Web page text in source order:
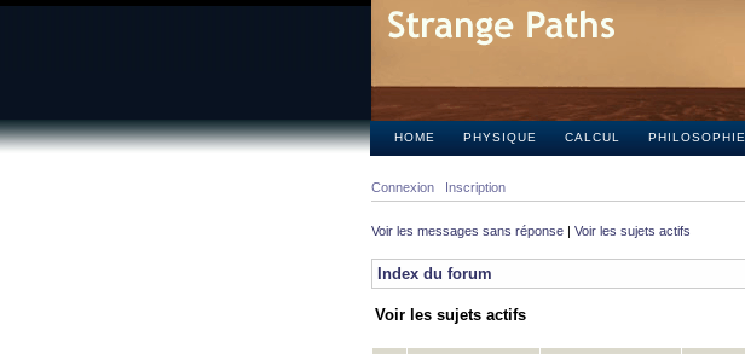
HOME PHYSIQUE CALCUL PHILOSOPHIE
Connexion Inscription
Voir les messages sans réponse | Voir les sujets actifs
Index du forum
Voir les sujets actifs